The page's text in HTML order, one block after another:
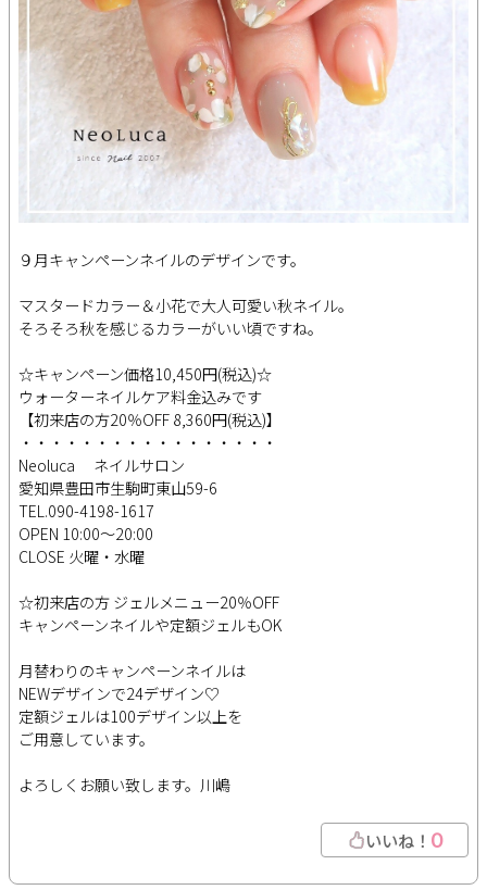
９月キャンペーンネイルのデザインです。
マスタードカラー＆小花で大人可愛い秋ネイル。
そろそろ秋を感じるカラーがいい頃ですね。
☆キャンペーン価格10,450円(税込)☆
ウォーターネイルケア料金込みです
【初来店の方20％OFF 8,360円(税込)】
・・・・・・・・・・・・・・・・・
Neoluca ネイルサロン
愛知県豊田市生駒町東山59-6
TEL.090-4198-1617
OPEN 10:00～20:00
CLOSE 火曜・水曜
☆初来店の方 ジェルメニュー20％OFF
キャンペーンネイルや定額ジェルもOK
月替わりのキャンペーンネイルは
NEWデザインで24デザイン♡
定額ジェルは100デザイン以上を
ご用意しています。
よろしくお願い致します。川嶋
いいね！ 0